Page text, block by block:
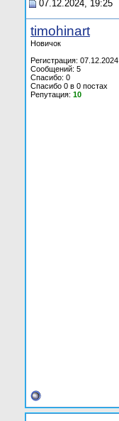
07.12.2024, 19:25
timohinart
Новичок
Регистрация: 07.12.2024
Сообщений: 5
Спасибо: 0
Спасибо 0 в 0 постах
Репутация: 10